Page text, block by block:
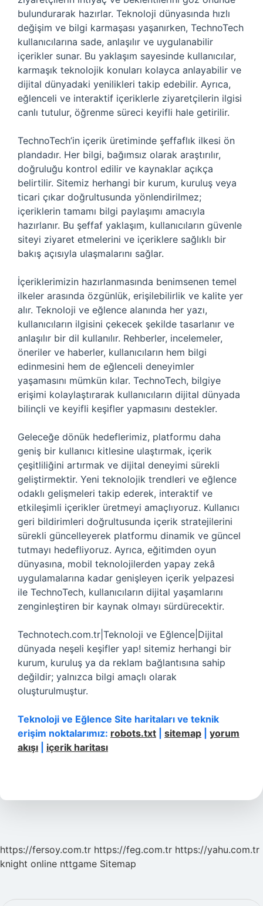
bulundurarak hazırlar. Teknoloji dünyasında hızlı
değişim ve bilgi karmaşası yaşanırken, TechnoTech
kullanıcılarına sade, anlaşılır ve uygulanabilir
içerikler sunar. Bu yaklaşım sayesinde kullanıcılar,
karmaşık teknolojik konuları kolayca anlayabilir ve
dijital dünyadaki yenilikleri takip edebilir. Ayrıca,
eğlenceli ve interaktif içeriklerle ziyaretçilerin ilgisi
canlı tutulur, öğrenme süreci keyifli hale getirilir.
TechnoTech’in içerik üretiminde şeffaflık ilkesi ön
plandadır. Her bilgi, bağımsız olarak araştırılır,
doğruluğu kontrol edilir ve kaynaklar açıkça
belirtilir. Sitemiz herhangi bir kurum, kuruluş veya
ticari çıkar doğrultusunda yönlendirilmez;
içeriklerin tamamı bilgi paylaşımı amacıyla
hazırlanır. Bu şeffaf yaklaşım, kullanıcıların güvenle
siteyi ziyaret etmelerini ve içeriklere sağlıklı bir
bakış açısıyla ulaşmalarını sağlar.
İçeriklerimizin hazırlanmasında benimsenen temel
ilkeler arasında özgünlük, erişilebilirlik ve kalite yer
alır. Teknoloji ve eğlence alanında her yazı,
kullanıcıların ilgisini çekecek şekilde tasarlanır ve
anlaşılır bir dil kullanılır. Rehberler, incelemeler,
öneriler ve haberler, kullanıcıların hem bilgi
edinmesini hem de eğlenceli deneyimler
yaşamasını mümkün kılar. TechnoTech, bilgiye
erişimi kolaylaştırarak kullanıcıların dijital dünyada
bilinçli ve keyifli keşifler yapmasını destekler.
Geleceğe dönük hedeflerimiz, platformu daha
geniş bir kullanıcı kitlesine ulaştırmak, içerik
çeşitliliğini artırmak ve dijital deneyimi sürekli
geliştirmektir. Yeni teknolojik trendleri ve eğlence
odaklı gelişmeleri takip ederek, interaktif ve
etkileşimli içerikler üretmeyi amaçlıyoruz. Kullanıcı
geri bildirimleri doğrultusunda içerik stratejilerini
sürekli güncelleyerek platformu dinamik ve güncel
tutmayı hedefliyoruz. Ayrıca, eğitimden oyun
dünyasına, mobil teknolojilerden yapay zekâ
uygulamalarına kadar genişleyen içerik yelpazesi
ile TechnoTech, kullanıcıların dijital yaşamlarını
zenginleştiren bir kaynak olmayı sürdürecektir.
Technotech.com.tr|Teknoloji ve Eğlence|Dijital
dünyada neşeli keşifler yap! sitemiz herhangi bir
kurum, kuruluş ya da reklam bağlantısına sahip
değildir; yalnızca bilgi amaçlı olarak
oluşturulmuştur.
Teknoloji ve Eğlence Site haritaları ve teknik
erişim noktalarımız: robots.txt sitemap
yorum
akışı
içerik haritası
https://fersoy.com.tr https://feg.com.tr https://yahu.com.tr
knight online nttgame Sitemap